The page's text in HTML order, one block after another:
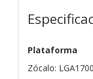
Plataforma
Zócalo: LGA1700